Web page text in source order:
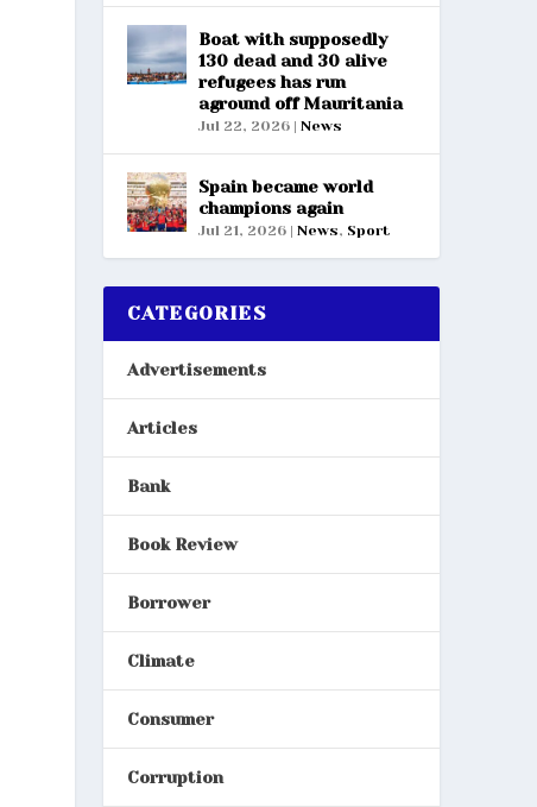
Boat with supposedly
130 dead and 30 alive
refugees has run
aground off Mauritania
Jul 22, 2026| News
Spain became world
champions again
Jul 21, 2026| News, Sport
CATEGORIES
Advertisements
Articles
Bank
Book Review
Borrower
Climate
Consumer
Corruption